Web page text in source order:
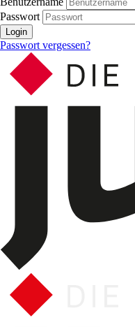
Passwort
Login
Passwort vergessen?